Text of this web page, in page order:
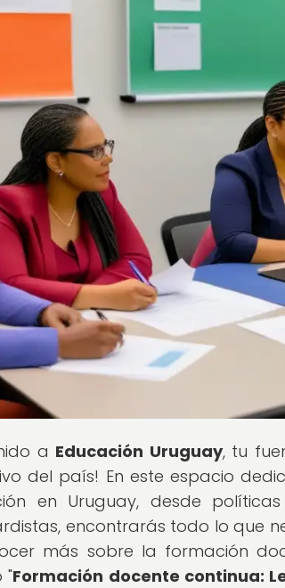
a Educación Uruguay, tu
del país! En este espacio
en Uruguay, desde
encontrarás todo lo que
más sobre la formación
"Formación docente continua: